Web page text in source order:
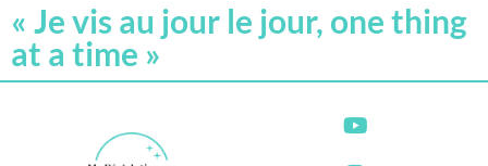
« Je vis au jour le jour, one thing
at a time »